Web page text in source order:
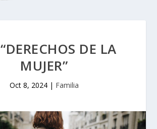
DE LA
MUJER”
Oct 8, 2024| Familia